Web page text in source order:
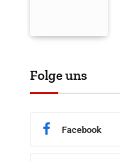
Folge uns
Facebook